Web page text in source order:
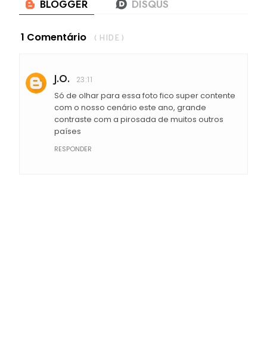
1 Comentário ( HIDE )
J.O. 23:11
Só de olhar para essa foto fico super contente
com o nosso cenário este ano, grande
contraste com a pirosada de muitos outros
países
RESPONDER